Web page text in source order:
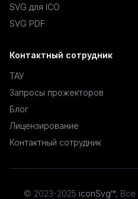
SVG для ICO
SVG PDF
Контактный сотрудник
ТАУ
Запросы прожекторов
Блог
Лицензирование
Контактный сотрудник
© 2023-2025 iconSvg™, Все